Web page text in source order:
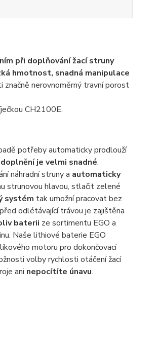
při doplňování žací struny
hmotnost, snadná manipulace
značně nerovnoměrný travní porost
CH2100E.
potřeby automaticky prodlouží
doplnění je velmi snadné.
náhradní struny a automaticky
strunovou hlavou, stlačit zelené
systém tak umožní pracovat bez
odlétávající trávou je zajištěna
baterii ze sortimentu EGO a
Naše lithiové baterie EGO
motoru pro dokončovací
volby rychlosti otáčení žací
ani nepocítíte únavu.